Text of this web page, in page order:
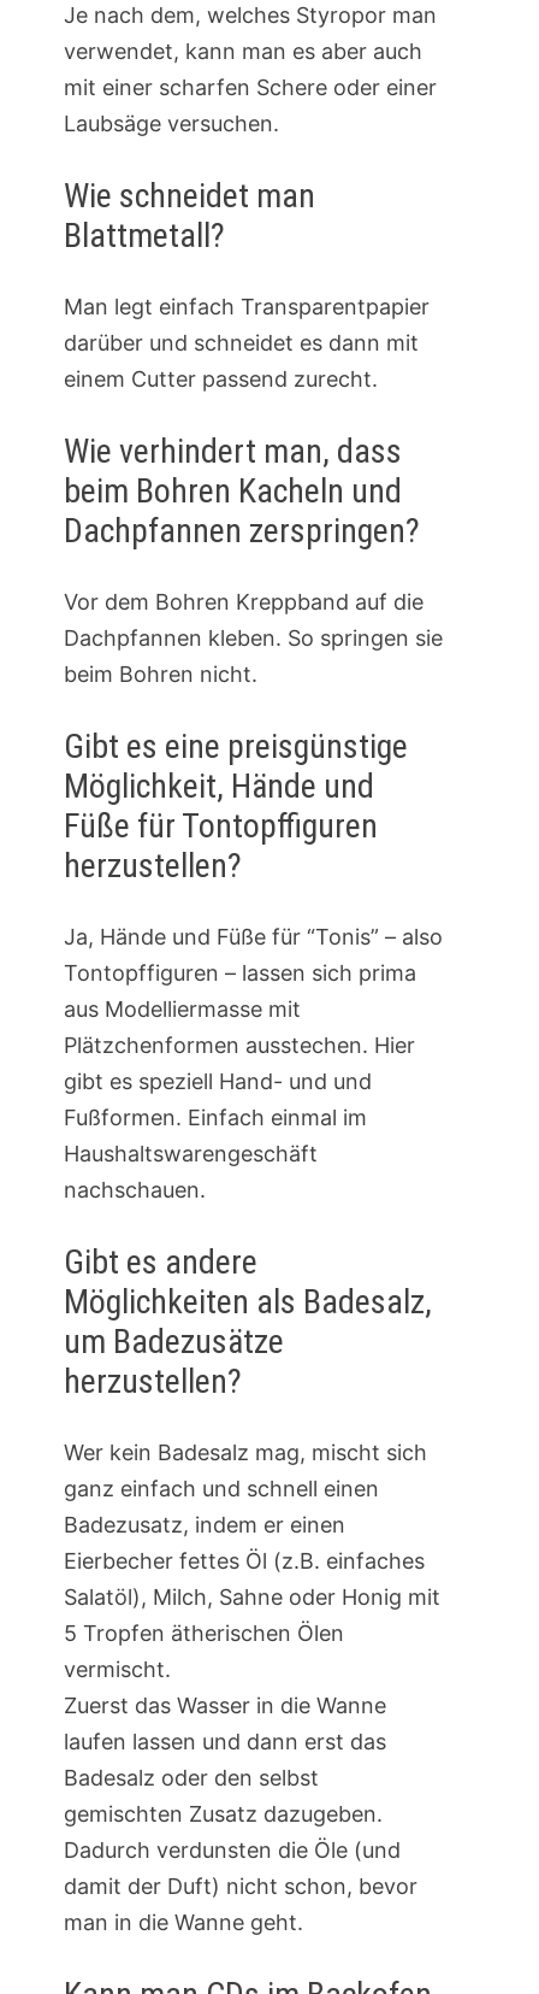
Je nach dem, welches Styropor man
verwendet, kann man es aber auch
mit einer scharfen Schere oder einer
Laubsäge versuchen.
Wie schneidet man
Blattmetall?
Man legt einfach Transparentpapier
darüber und schneidet es dann mit
einem Cutter passend zurecht.
Wie verhindert man, dass
beim Bohren Kacheln und
Dachpfannen zerspringen?
Vor dem Bohren Kreppband auf die
Dachpfannen kleben. So springen sie
beim Bohren nicht.
Gibt es eine preisgünstige
Möglichkeit, Hände und
Füße für Tontopffiguren
herzustellen?
Ja, Hände und Füße für “Tonis” – also
Tontopffiguren – lassen sich prima
aus Modelliermasse mit
Plätzchenformen ausstechen. Hier
gibt es speziell Hand- und und
Fußformen. Einfach einmal im
Haushaltswarengeschäft
nachschauen.
Gibt es andere
Möglichkeiten als Badesalz,
um Badezusätze
herzustellen?
Wer kein Badesalz mag, mischt sich
ganz einfach und schnell einen
Badezusatz, indem er einen
Eierbecher fettes Öl (z.B. einfaches
Salatöl), Milch, Sahne oder Honig mit
5 Tropfen ätherischen Ölen
vermischt.
Zuerst das Wasser in die Wanne
laufen lassen und dann erst das
Badesalz oder den selbst
gemischten Zusatz dazugeben.
Dadurch verdunsten die Öle (und
damit der Duft) nicht schon, bevor
man in die Wanne geht.